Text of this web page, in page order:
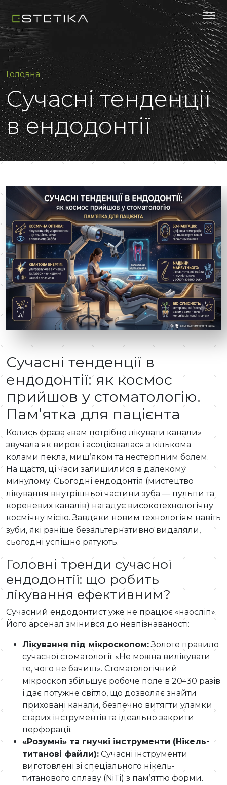
Головна
Сучасні тенденції
в ендодонтії
Сучасні тенденції в
ендодонтії: як космос
прийшов у стоматологію.
Пам’ятка для пацієнта
Колись фраза «вам потрібно лікувати канали»
звучала як вирок і асоціювалася з кількома
колами пекла, миш’яком та нестерпним болем.
На щастя, ці часи залишилися в далекому
минулому. Сьогодні ендодонтія (мистецтво
лікування внутрішньої частини зуба — пульпи та
кореневих каналів) нагадує високотехнологічну
космічну місію. Завдяки новим технологіям навіть
зуби, які раніше безальтернативно видаляли,
сьогодні успішно рятують.
Головні тренди сучасної
ендодонтії: що робить
лікування ефективним?
Сучасний ендодонтист уже не працює «наосліп».
Його арсенал змінився до невпізнаваності:
Лікування під мікроскопом:Золоте правило
сучасної стоматології: «Не можна вилікувати
те, чого не бачиш». Стоматологічний
мікроскоп збільшує робоче поле в 20–30 разів
і дає потужне світло, що дозволяє знайти
приховані канали, безпечно витягти уламки
старих інструментів та ідеально закрити
перфорації.
«Розумні» та гнучкі інструменти (Нікель-
титанові файли): Сучасні інструменти
виготовлені зі спеціального нікель-
титанового сплаву (NiTi) з пам’яттю форми.